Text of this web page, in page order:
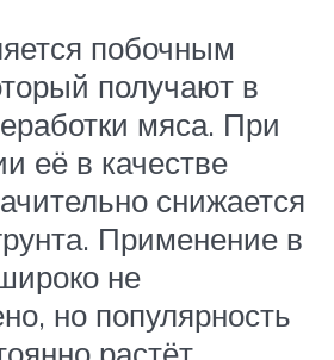
побочным
получают в
мяса. При
её в качестве
снижается
Применение в
не
но популярность